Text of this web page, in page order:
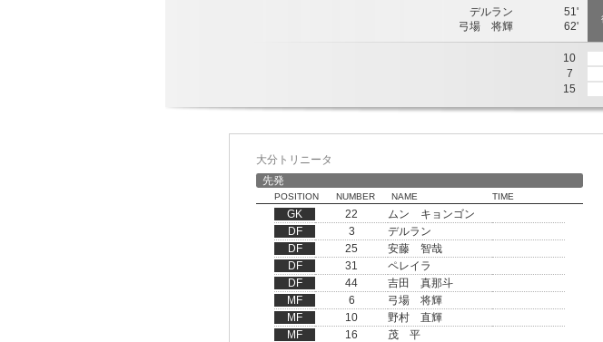
デルラン
51'
弓場 将輝
62'
10
7
15
大分トリニータ
先発
POSITION NUMBER NAME TIME
GK 22
ムン キョンゴン
DF
3
デルラン
DF
25
安藤 智哉
DF
31
ペレイラ
DF
44
吉田 真那斗
MF
6
弓場 将輝
MF
10
野村 直輝
MF
16
茂 平